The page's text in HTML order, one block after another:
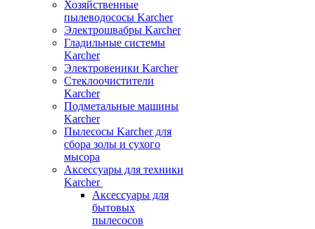
Хозяйственные
пылеводососы Karcher
Электрошвабры Karcher
Гладильные системы
Karcher
Электровеники Karcher
Стеклоочистители
Karcher
Подметальные машины
Karcher
Пылесосы Karcher для
сбора золы и сухого
мысора
Аксессуары для техники
Karcher
Аксессуары для
бытовых
пылесосов